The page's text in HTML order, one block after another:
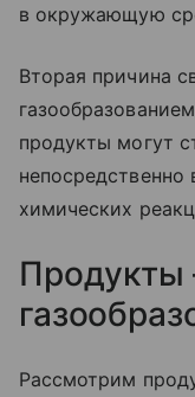
в окружающую
Вторая причина
продукты могут
непосредственно
химических
Продукты
Рассмотрим